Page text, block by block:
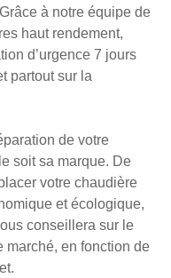
à notre équipe de
haut rendement,
d’urgence 7 jours
partout sur la
de votre
soit sa marque. De
votre chaudière
et écologique,
conseillera sur le
marché, en fonction de